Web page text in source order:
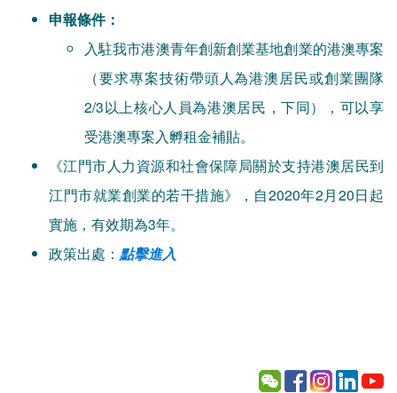
申報條件：
入駐我市港澳青年創新創業基地創業的港澳專案
（要求專案技術帶頭人為港澳居民或創業團隊
2/3以上核心人員為港澳居民，下同），可以享
受港澳專案入孵租金補貼。
《江門市人力資源和社會保障局關於支持港澳居民到
江門市就業創業的若干措施》，自2020年2月20日起
實施，有效期為3年。
政策出處： 點擊進入